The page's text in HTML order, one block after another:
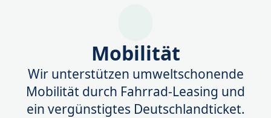
Mobilität
Wir unterstützen umweltschonende
Mobilität durch Fahrrad-Leasing und
ein vergünstigtes Deutschlandticket.